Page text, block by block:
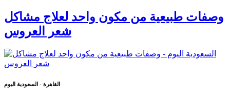
وصفات طبيعية من مكون واحد لعلاج مشاكل
شعر العروس
القاهرة - السعودية اليوم